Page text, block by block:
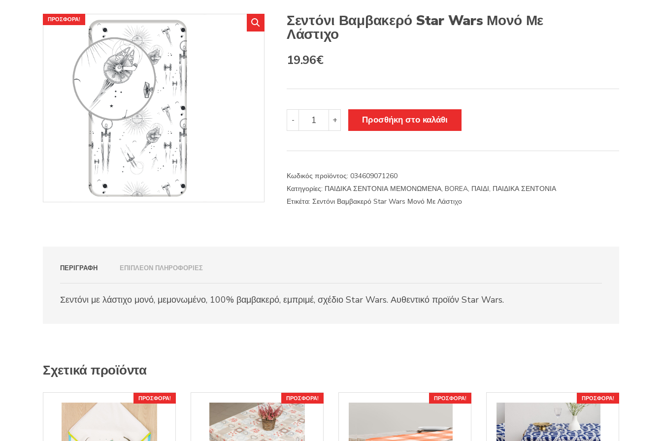
:
ΠΡΟΣΦΟΡΆ! Σεντόνι Βαμβακερό Star Wars Μονό Με
Λάστιχο
Original
23.45€.
19.96€Η
είναι:
19.96€.
-
Σεντόνι
Βαμβακερό
Λάστιχο
ποσότητα
+ Προσθήκη στο καλάθι
Κωδικός προϊόντος: 034609071260
Κατηγορίες: ΠΑΙΔΙΚΑ ΣΕΝΤΟΝΙΑ ΜΕΜΟΝΩΜΕΝΑ, BOREA, ΠΑΙΔΙ, ΠΑΙΔΙΚΑ ΣΕΝΤΟΝΙΑ
Ετικέτα: Σεντόνι Βαμβακερό Star Wars Μονό Με Λάστιχο
ΠΕΡΙΓΡΑΦΉ ΕΠΙΠΛΈΟΝ ΠΛΗΡΟΦΟΡΊΕΣ
Σεντόνι με λάστιχο μονό, μεμονωμένο, 100% βαμβακερό, εμπριμέ, σχέδιο Star Wars. Αυθεντικό προϊόν Star Wars.
Σχετικά προϊόντα
ΠΡΟΣΦΟΡΆ! ΠΡΟΣΦΟΡΆ! ΠΡΟΣΦΟΡΆ! ΠΡΟΣΦΟΡΆ!